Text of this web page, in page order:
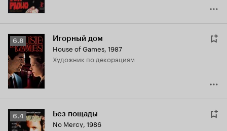
Рейтинг
Кинопоиска
6.8
6.8 Игорный дом
House of Games, 1987
Художник по декорациям
Рейтинг
Кинопоиска
6.4 Без пощады
No Mercy, 1986